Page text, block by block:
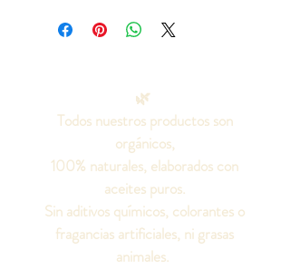
🌿
Todos nuestros productos son
orgánicos,
100% naturales, elaborados con
aceites puros.
Sin aditivos químicos, colorantes o
fragancias artificiales, ni grasas
animales.